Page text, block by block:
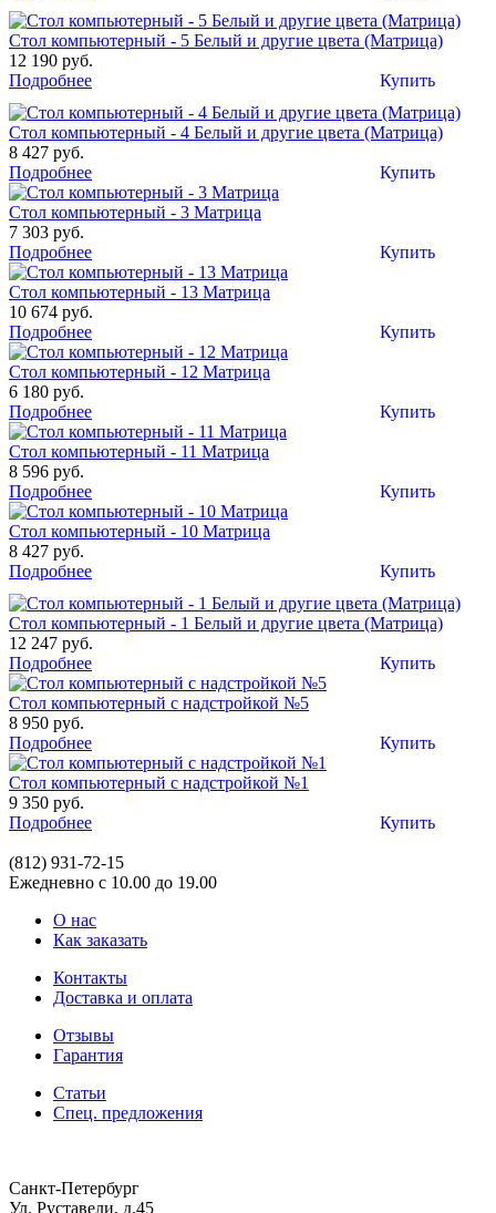
Стол компьютерный - 5 Белый и другие цвета (Матрица)
12 190 руб.
Купить
Подробнее
Стол компьютерный - 4 Белый и другие цвета (Матрица)
8 427 руб.
Купить
Подробнее
Стол компьютерный - 3 Матрица
7 303 руб.
Купить
Подробнее
Стол компьютерный - 13 Матрица
10 674 руб.
Купить
Подробнее
Стол компьютерный - 12 Матрица
6 180 руб.
Купить
Подробнее
Стол компьютерный - 11 Матрица
8 596 руб.
Купить
Подробнее
Стол компьютерный - 10 Матрица
8 427 руб.
Купить
Подробнее
Стол компьютерный - 1 Белый и другие цвета (Матрица)
12 247 руб.
Купить
Подробнее
Стол компьютерный с надстройкой №5
8 950 руб.
Купить
Подробнее
Стол компьютерный с надстройкой №1
9 350 руб.
Купить
Подробнее
(812) 931-72-15
Ежедневно с 10.00 до 19.00
О нас
Как заказать
Контакты
Доставка и оплата
Отзывы
Гарантия
Статьи
Спец. предложения
Санкт-Петербург
Ул. Руставели, д.45